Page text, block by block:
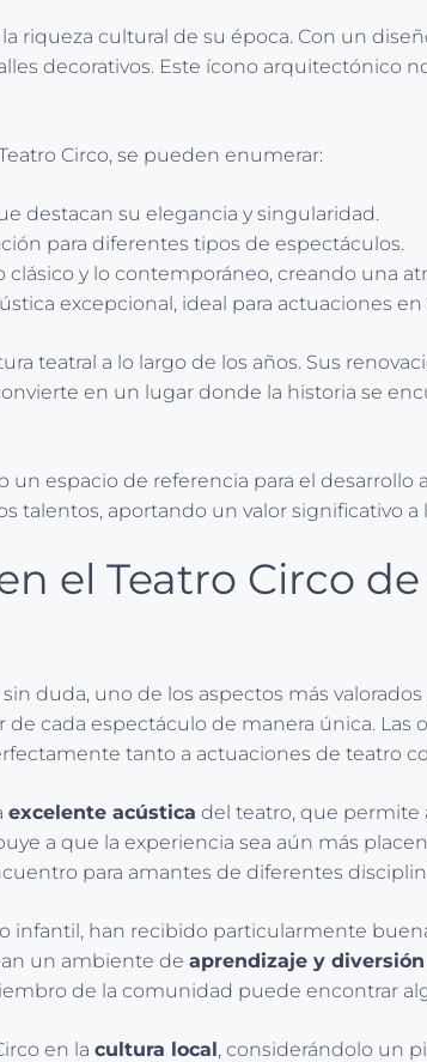
riqueza cultural de su época. Con un
decorativos. Este ícono arquitectónico
Circo, se pueden enumerar:
destacan su elegancia y singularidad.
para diferentes tipos de espectáculos.
y lo contemporáneo, creando una
excepcional, ideal para actuaciones en
teatral a lo largo de los años. Sus
en un lugar donde la historia se
espacio de referencia para el
talentos, aportando un valor significativo
el Teatro Circo
duda, uno de los aspectos más
cada espectáculo de manera única. Las
tanto a actuaciones de teatro
excelente acústica del teatro, que permite
a que la experiencia sea aún más
para amantes de diferentes
infantil, han recibido particularmente
un ambiente de aprendizaje y diversión
de la comunidad puede encontrar
en la cultura local , considerándolo un